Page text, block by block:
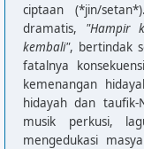
ciptaan (*jin/
dramatis, "Hampir
kembali", bertindak
fatalnya
kemenangan
hidayah dan taufik-
musik perkusi,
mengedukasi